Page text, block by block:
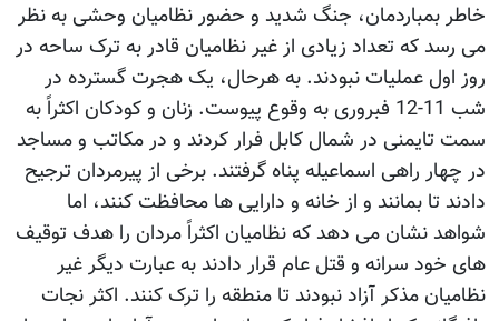
خاطر بمباردمان، جنگ شدید و حضور نظامیان وحشی به نظر
می رسد که تعداد زیادی از غیر نظامیان قادر به ترک ساحه در
روز اول عملیات نبودند. به هرحال، یک هجرت گسترده در
شب 11-12 فبروری به وقوع پیوست. زنان و کودکان اکثراً به
سمت تایمنی در شمال کابل فرار کردند و در مکاتب و مساجد
در چهار راهی اسماعیله پناه گرفتند. برخی از پیرمردان ترجیح
دادند تا بمانند و از خانه و دارایی ها محافظت کنند، اما
شواهد نشان می دهد که نظامیان اکثراً مردان را هدف توقیف
های خود سرانه و قتل عام قرار دادند به عبارت دیگر غیر
نظامیان مذکر آزاد نبودند تا منطقه را ترک کنند. اکثر نجات